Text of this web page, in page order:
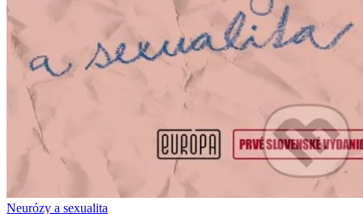
Neurózy a sexualita